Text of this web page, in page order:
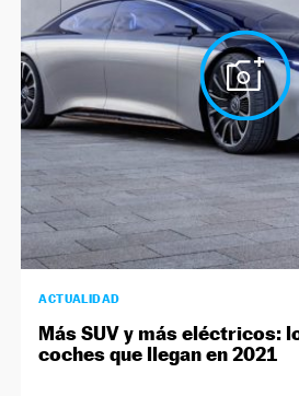
ACTUALIDAD
Más SUV y más eléctricos:
coches que llegan en 2021